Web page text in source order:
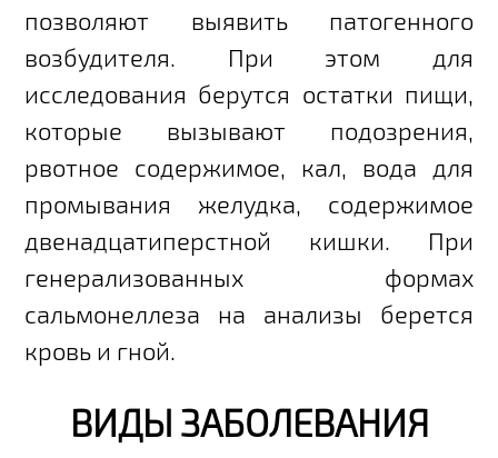
позволяют выявить патогенного
возбудителя. При этом для
исследования берутся остатки пищи,
которые вызывают подозрения,
рвотное содержимое, кал, вода для
промывания желудка, содержимое
двенадцатиперстной кишки. При
генерализованных формах
сальмонеллеза на анализы берется
кровь и гной.
ВИДЫ ЗАБОЛЕВАНИЯ